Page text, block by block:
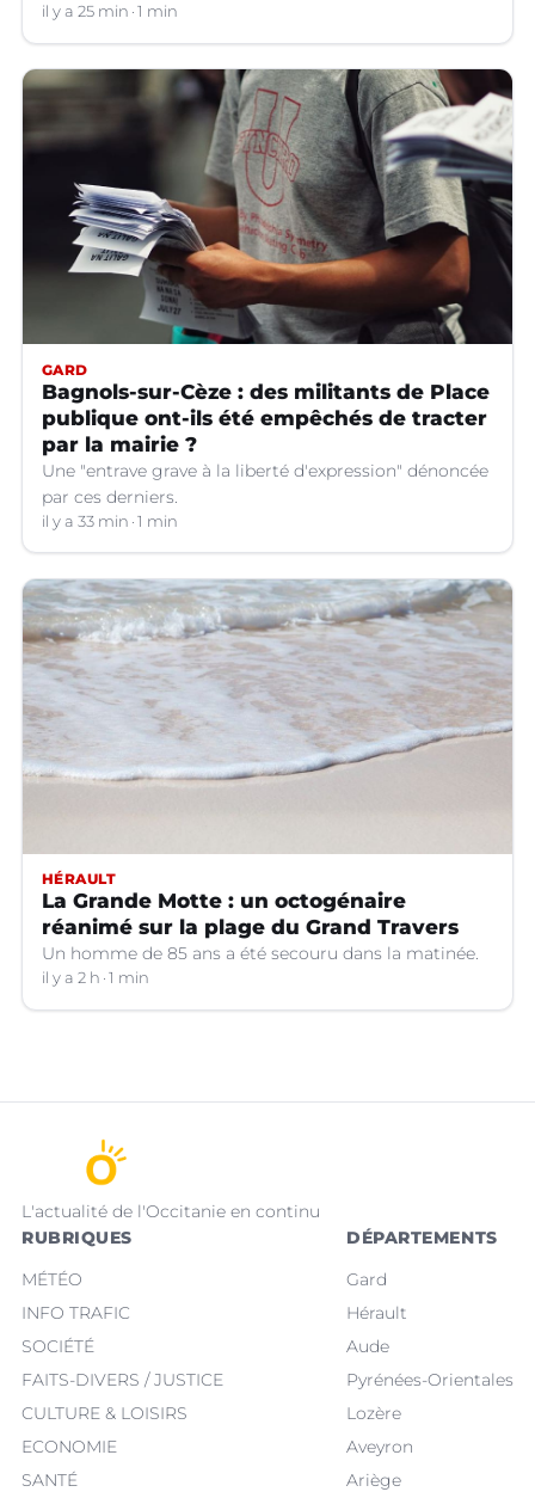
d'orages dans certains départements.
il y a 25 min 1 min
GARD
Bagnols-sur-Cèze : des militants de Place
publique ont-ils été empêchés de tracter
par la mairie ?
Une "entrave grave à la liberté d'expression" dénoncée
par ces derniers.
il y a 33 min 1 min
HÉRAULT
La Grande Motte : un octogénaire
réanimé sur la plage du Grand Travers
Un homme de 85 ans a été secouru dans la matinée.
il y a 2 h 1 min
L'actualité de l'Occitanie en continu
RUBRIQUES
MÉTÉO
INFO TRAFIC
SOCIÉTÉ
FAITS-DIVERS / JUSTICE
CULTURE & LOISIRS
ECONOMIE
SANTÉ
DÉPARTEMENTS
Gard
Hérault
Aude
Pyrénées-Orientales
Lozère
Aveyron
Ariège